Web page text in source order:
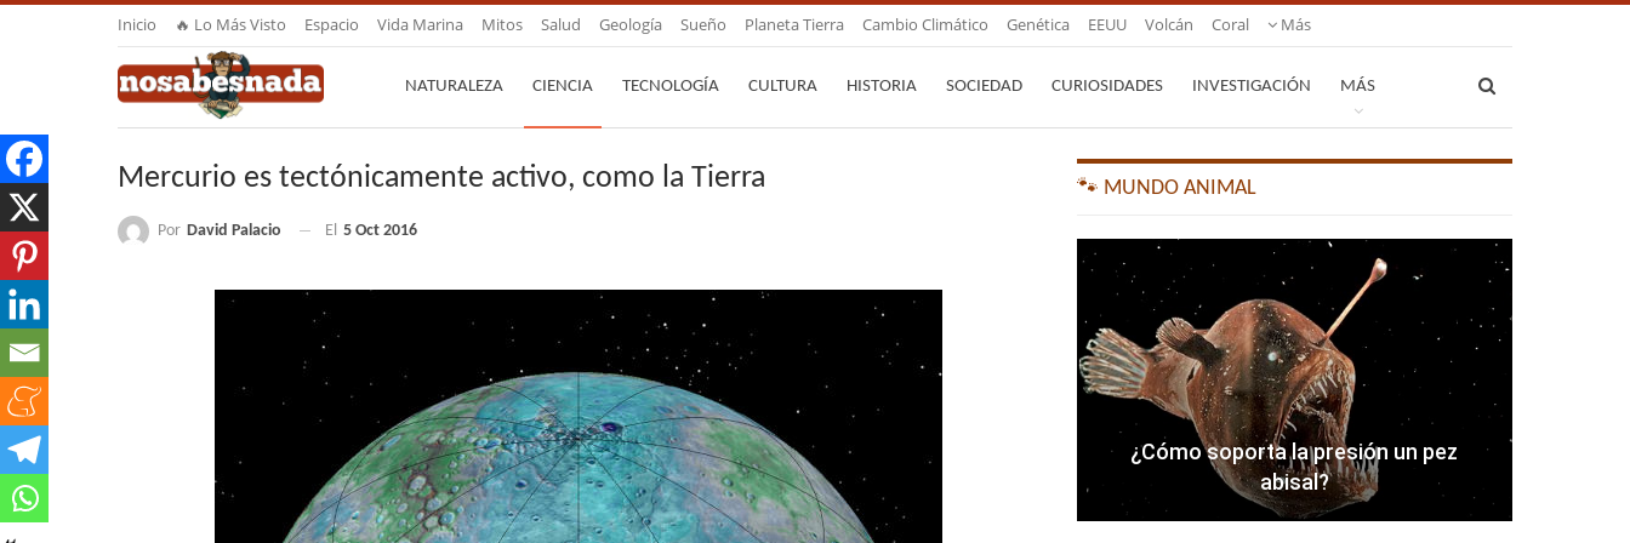
Inicio 🔥 Lo Más Visto Espacio Vida Marina Mitos Salud Geología Sueño Planeta Tierra Cambio Climático Genética EEUU Volcán Coral Más
NATURALEZA CIENCIA TECNOLOGÍA CULTURA HISTORIA SOCIEDAD CURIOSIDADES INVESTIGACIÓN MÁS
Mercurio es tectónicamente activo, como la Tierra
Por David Palacio El 5 Oct 2016
🐾 MUNDO ANIMAL
¿Cómo soporta la presión un pez
abisal?